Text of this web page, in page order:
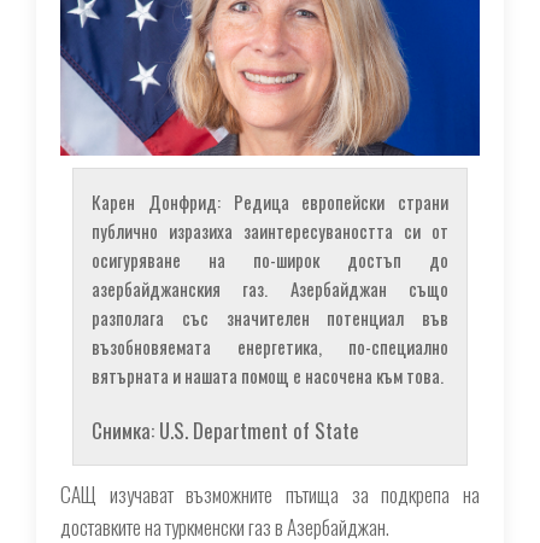
Карен Донфрид: Редица европейски страни
публично изразиха заинтересуваността си от
осигуряване на по-широк достъп до
азербайджанския газ. Азербайджан също
разполага със значителен потенциал във
възобновяемата енергетика, по-специално
вятърната и нашата помощ е насочена към това.
Снимка: U.S. Department of State
САЩ изучават възможните пътища за подкрепа на
доставките на туркменски газ в Азербайджан.